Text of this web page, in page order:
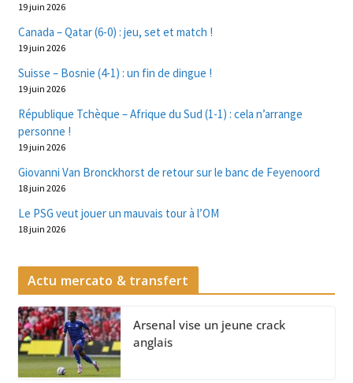
19 juin 2026
Canada – Qatar (6-0) : jeu, set et match !
19 juin 2026
Suisse – Bosnie (4-1) : un fin de dingue !
19 juin 2026
République Tchèque – Afrique du Sud (1-1) : cela n’arrange
personne !
19 juin 2026
Giovanni Van Bronckhorst de retour sur le banc de Feyenoord
18 juin 2026
Le PSG veut jouer un mauvais tour à l’OM
18 juin 2026
Actu mercato & transfert
Arsenal vise un jeune crack
anglais